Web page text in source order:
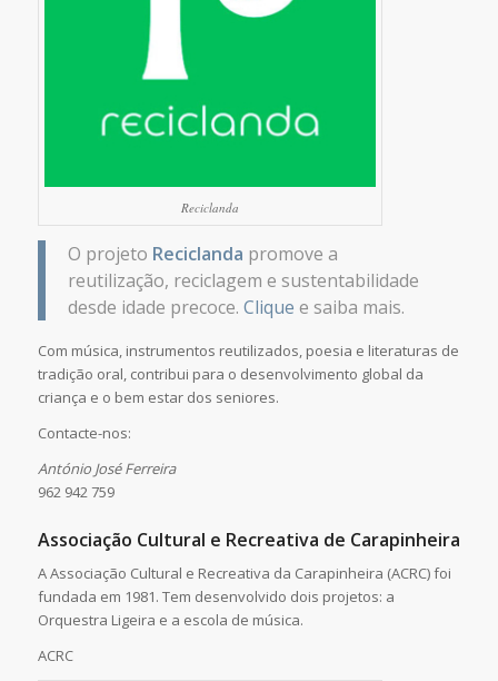
Reciclanda
O projeto Reciclanda promove a
reutilização, reciclagem e sustentabilidade
desde idade precoce. Clique e saiba mais.
Com música, instrumentos reutilizados, poesia e literaturas de
tradição oral, contribui para o desenvolvimento global da
criança e o bem estar dos seniores.
Contacte-nos:
António José Ferreira
962 942 759
Associação Cultural e Recreativa de Carapinheira
A Associação Cultural e Recreativa da Carapinheira (ACRC) foi
fundada em 1981. Tem desenvolvido dois projetos: a
Orquestra Ligeira e a escola de música.
ACRC